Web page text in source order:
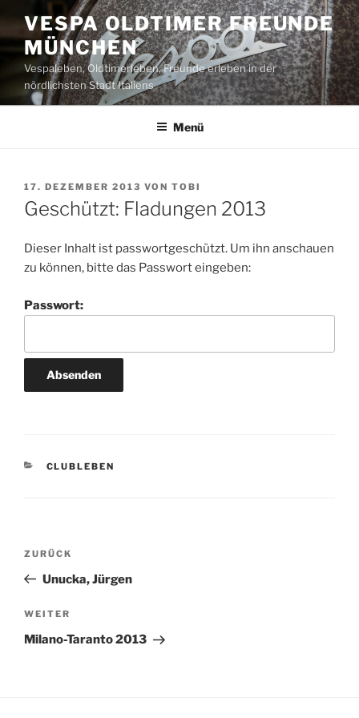
Inhalt
springen
VESPA OLDTIMER FREUNDE
MÜNCHEN
Vespaleben, Oldtimerleben, Freunde erleben in der
nördlichsten Stadt Italiens
Menü
VERÖFFENTLICHT
AM
17. DEZEMBER 2013 VON TOBI
Geschützt: Fladungen 2013
Dieser Inhalt ist passwortgeschützt. Um ihn anschauen
zu können, bitte das Passwort eingeben:
Passwort:
KATEGORIEN
CLUBLEBEN
Beitragsnavigation
Vorheriger
Beitrag
ZURÜCK
Unucka, Jürgen
Nächster
Beitrag
WEITER
Milano-Taranto 2013